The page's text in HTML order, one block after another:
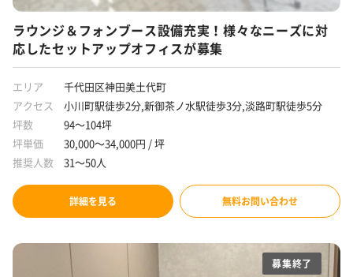
ラウンジ＆フォンブース設備充実！様々なニーズに対
応したセットアップオフィスが募集
エリア
千代田区神田美土代町
アクセス
小川町駅徒歩2分,新御茶ノ水駅徒歩3分,淡路町駅徒歩5分
坪数
94～104坪
坪単価
30,000～34,000円 / 坪
推奨人数
31～50人
詳細を見る 無料お問い合わせ
募集終了